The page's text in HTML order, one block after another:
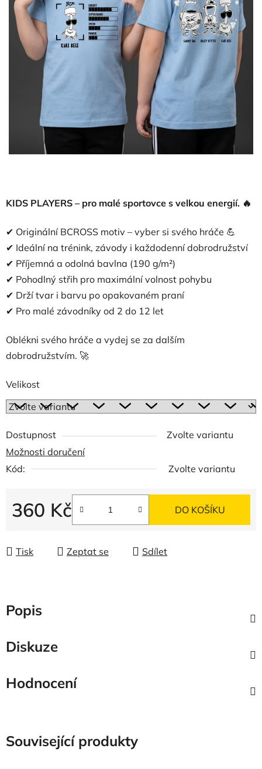
KIDS PLAYERS – pro malé sportovce s velkou energií. 🔥
✔ Originální BCROSS motiv – vyber si svého hráče 💪
✔ Ideální na trénink, závody i každodenní dobrodružství
✔ Příjemná a odolná bavlna (190 g/m²)
✔ Pohodlný střih pro maximální volnost pohybu
✔ Drží tvar i barvu po opakovaném praní
✔ Pro malé závodníky od 2 do 12 let
Oblékni svého hráče a vydej se za dalším
dobrodružstvím. 🚀
Velikost
Dostupnost
Zvolte variantu
Možnosti doručení
Kód:
Zvolte variantu
360 Kč DO KOŠÍKU
Tisk Zeptat se Sdílet
Popis
Diskuze
Hodnocení
Související produkty